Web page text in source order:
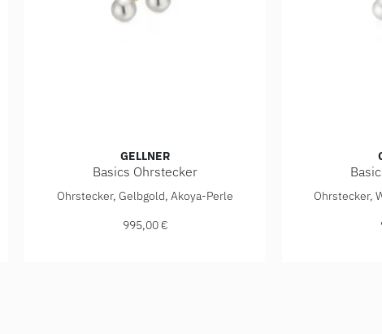
01, Preis: 715,00 €
GELLNER
Basics Ohrstecker
Gellner Basics Ohrstecker, Ref: 5-23696-01, Preis:
Ohrstecker, Gelbgold, Akoya-Perle
995,00 €
Gellner
Ohrstecker,